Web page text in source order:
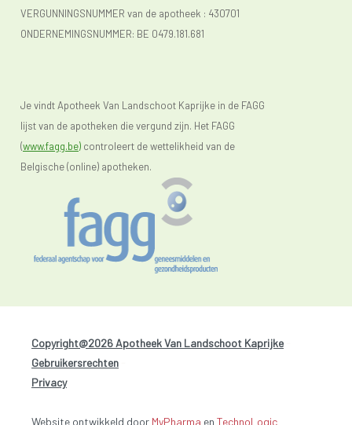
VERGUNNINGSNUMMER van de apotheek : 430701
ONDERNEMINGSNUMMER: BE 0479.181.681
Je vindt Apotheek Van Landschoot Kaprijke in de FAGG
lijst van de apotheken die vergund zijn. Het FAGG
(www.fagg.be) controleert de wettelikheid van de
Belgische (online) apotheken.
Copyright@2026 Apotheek Van Landschoot Kaprijke
Gebruikersrechten
Privacy
Website ontwikkeld door MyPharma en TechnoLogic